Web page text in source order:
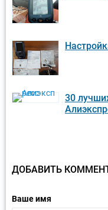
30
ДОБАВИТЬ
Ваше имя